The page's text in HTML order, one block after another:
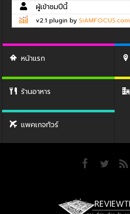
ผู้เข้าชมปีนี้
v2.1 plugin by SiAMFOCUS.com
หน้าแรก
ร้านอาหาร
แพคเกจทัวร์